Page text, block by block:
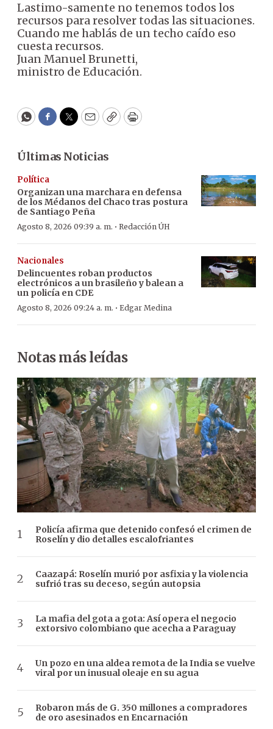
Lastimo-samente no tenemos todos los
recursos para resolver todas las situaciones.
Cuando me hablás de un techo caído eso
cuesta recursos.
Juan Manuel Brunetti,
ministro de Educación.
WhatsApp
Facebook
Twitter
EmailCopyPrint
Últimas Noticias
Política
Organizan una marchara en defensa
de los Médanos del Chaco tras postura
de Santiago Peña
Agosto 8, 2026 09:39 a. m. · Redacción ÚH
Nacionales
Delincuentes roban productos
electrónicos a un brasileño y balean a
un policía en CDE
Agosto 8, 2026 09:24 a. m. · Edgar Medina
Notas más leídas
Policía afirma que detenido confesó el crimen de
Roselín y dio detalles escalofriantes
Caazapá: Roselín murió por asfixia y la violencia
sufrió tras su deceso, según autopsia
La mafia del gota a gota: Así opera el negocio
extorsivo colombiano que acecha a Paraguay
Un pozo en una aldea remota de la India se vuelve
viral por un inusual oleaje en su agua
Robaron más de G. 350 millones a compradores
de oro asesinados en Encarnación